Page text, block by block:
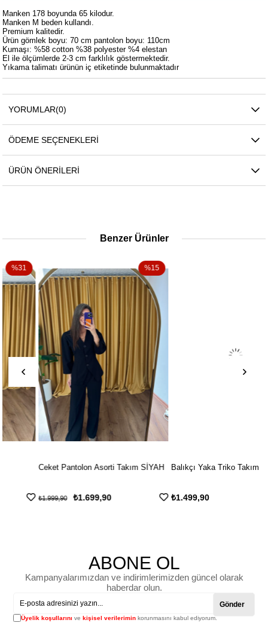
Manken 178 boyunda 65 kilodur.
Manken M beden kullandı.
Premium kalitedir.
Ürün gömlek boyu: 70 cm pantolon boyu: 110cm
Kumaşı: %58 cotton %38 polyester %4 elestan
El ile ölçümlerde 2-3 cm farklılık göstermektedir.
Yıkama talimatı ürünün iç etiketinde bulunmaktadır
YORUMLAR(0)
ÖDEME SEÇENEKLERI
ÜRÜN ÖNERILERI
Benzer Ürünler
Ceket Pantolon Asorti Takım SİYAH
₺1.699,90
₺1.999,90
%15
Balıkçı Yaka Triko Takım
₺1.499,90
ABONE OL
Kampanyalarımızdan ve indirimlerimizden güncel olarak
haberdar olun.
Gönder
Üyelik koşullarını vekişisel verilerimin korunmasını kabul ediyorum.